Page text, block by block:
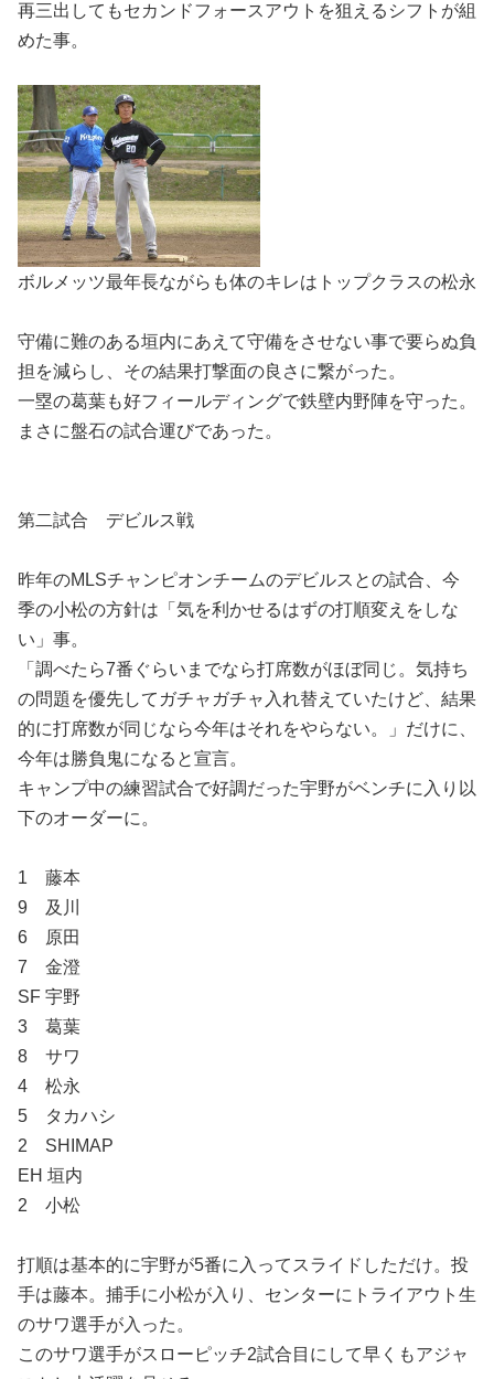
再三出してもセカンドフォースアウトを狙えるシフトが組
めた事。
ボルメッツ最年長ながらも体のキレはトップクラスの松永
守備に難のある垣内にあえて守備をさせない事で要らぬ負
担を減らし、その結果打撃面の良さに繋がった。
一塁の葛葉も好フィールディングで鉄壁内野陣を守った。
まさに盤石の試合運びであった。
第二試合 デビルス戦
昨年のMLSチャンピオンチームのデビルスとの試合、今
季の小松の方針は「気を利かせるはずの打順変えをしな
い」事。
「調べたら7番ぐらいまでなら打席数がほぼ同じ。気持ち
の問題を優先してガチャガチャ入れ替えていたけど、結果
的に打席数が同じなら今年はそれをやらない。」だけに、
今年は勝負鬼になると宣言。
キャンプ中の練習試合で好調だった宇野がベンチに入り以
下のオーダーに。
1 藤本
9 及川
6 原田
7 金澄
SF 宇野
3 葛葉
8 サワ
4 松永
5 タカハシ
2 SHIMAP
EH 垣内
2 小松
打順は基本的に宇野が5番に入ってスライドしただけ。投
手は藤本。捕手に小松が入り、センターにトライアウト生
のサワ選手が入った。
このサワ選手がスローピッチ2試合目にして早くもアジャ